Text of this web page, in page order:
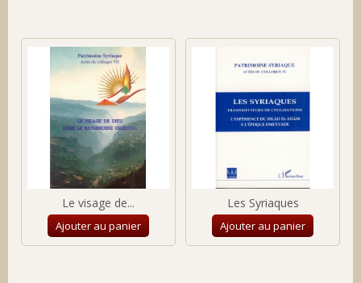
Le visage de...
Ajouter au panier
Les Syriaques
Ajouter au panier